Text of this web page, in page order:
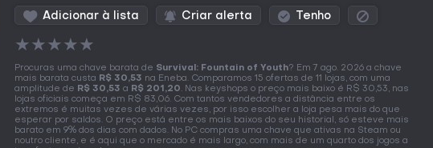
Adicionar à lista Criar alerta Tenho
★★★★★
Procuras uma chave barata de Survival: Fountain of Youth? Em 7 ago. 2026 a chave
mais barata custa R$ 30,53 na Eneba. Comparamos 15 ofertas de 11 lojas, com uma
amplitude de R$ 30,53 a R$ 201,20. Nas keyshops o preço mais baixo é R$ 30,53, nas
lojas oficiais começa em R$ 83,06. Com tantos vendedores a distância entre os
extremos é muitas vezes de várias vezes, por isso escolher a loja pesa mais do que
esperar por saldos. O preço está entre os mais baixos do seu historial, só esteve mais
barato em 9% dos dias com dados. No PC compras uma chave que ativas na Steam ou
noutro cliente, e é aqui que o mercado é mais largo, com mais de um quarto dos jogos a